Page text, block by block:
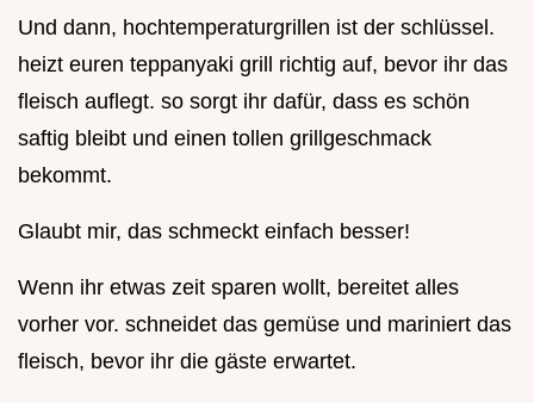
Und dann, hochtemperaturgrillen ist der schlüssel.
heizt euren teppanyaki grill richtig auf, bevor ihr das
fleisch auflegt. so sorgt ihr dafür, dass es schön
saftig bleibt und einen tollen grillgeschmack
bekommt.
Glaubt mir, das schmeckt einfach besser!
Wenn ihr etwas zeit sparen wollt, bereitet alles
vorher vor. schneidet das gemüse und mariniert das
fleisch, bevor ihr die gäste erwartet.